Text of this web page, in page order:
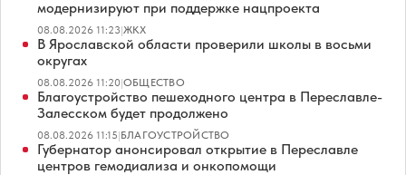
модернизируют при поддержке нацпроекта
08.08.2026 11:23|ЖКХ
В Ярославской области проверили школы в восьми
округах
08.08.2026 11:20|ОБЩЕСТВО
Благоустройство пешеходного центра в Переславле-
Залесском будет продолжено
08.08.2026 11:15|БЛАГОУСТРОЙСТВО
Губернатор анонсировал открытие в Переславле
центров гемодиализа и онкопомощи